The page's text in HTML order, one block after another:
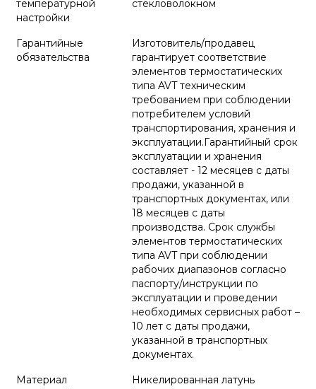
температурной
настройки
стекловолокном
Гарантийные
обязательства
Изготовитель/продавец
гарантирует соответствие
элементов термостатических
типа AVT техническим
требованием при соблюдении
потребителем условий
транспортирования, хранения и
эксплуатации.Гарантийный срок
эксплуатации и хранения
составляет - 12 месяцев с даты
продажи, указанной в
транспортных документах, или
18 месяцев с даты
производства. Срок службы
элементов термостатических
типа AVT при соблюдении
рабочих диапазонов согласно
паспорту/инструкции по
эксплуатации и проведении
необходимых сервисных работ –
10 лет с даты продажи,
указанной в транспортных
документах.
Материал
Никелированная латунь